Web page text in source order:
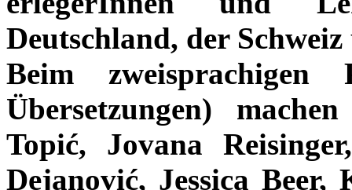
Deutschland, der
Beim
Übersetzungen)
Topić, Jovana
Dejanović, Jessica